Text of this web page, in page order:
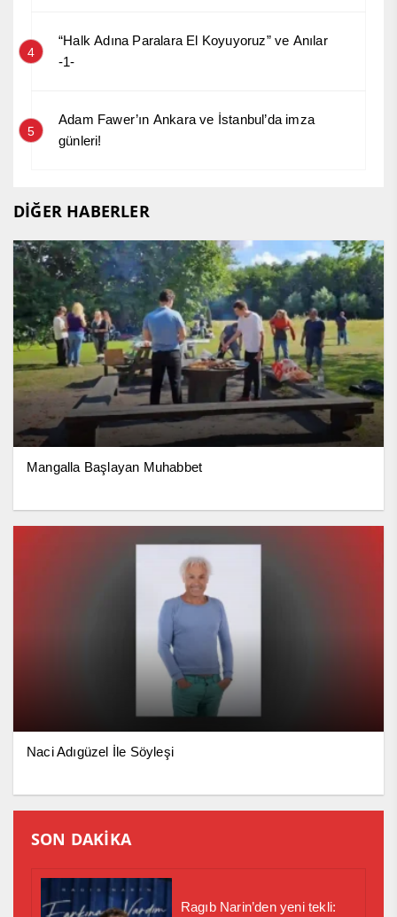
4
“Halk Adına Paralara El Koyuyoruz” ve Anılar
-1-
5
Adam Fawer’ın Ankara ve İstanbul’da imza
günleri!
DİĞER HABERLER
Mangalla Başlayan Muhabbet
Naci Adıgüzel İle Söyleşi
SON DAKİKA
Ragıb Narin’den yeni tekli: